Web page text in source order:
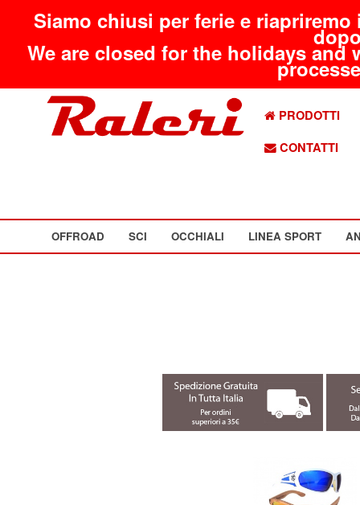
Siamo chiusi per ferie e
We are closed for the holidays
PRODOTTI
CONTATTI
OFFROAD SCI OCCHIALI LINEA SPORT